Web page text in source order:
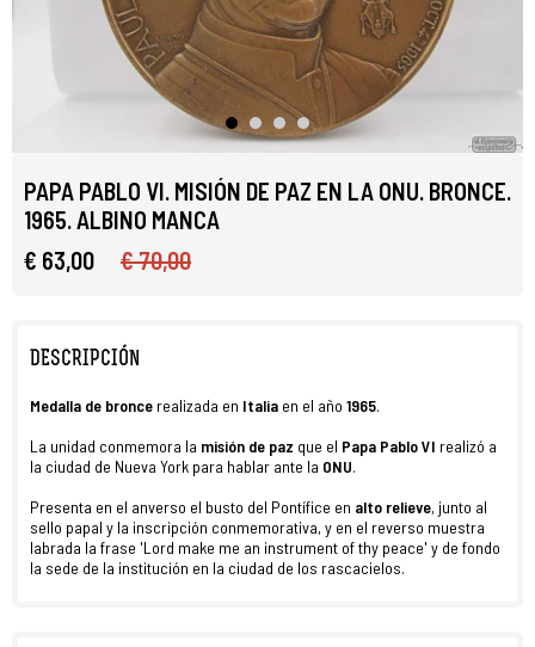
PAPA PABLO VI. MISIÓN DE PAZ EN LA ONU. BRONCE.
1965. ALBINO MANCA
€ 63,00
€ 70,00
DESCRIPCIÓN
Medalla de bronce realizada en Italia en el año 1965.
La unidad conmemora la misión de paz que el Papa Pablo VI realizó a
la ciudad de Nueva York para hablar ante la ONU.
Presenta en el anverso el busto del Pontífice en alto relieve, junto al
sello papal y la inscripción conmemorativa, y en el reverso muestra
labrada la frase 'Lord make me an instrument of thy peace' y de fondo
la sede de la institución en la ciudad de los rascacielos.